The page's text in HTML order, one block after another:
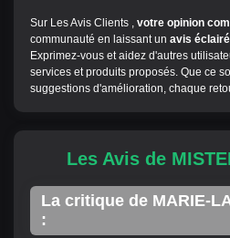
Sur Les Avis Clients , votre opinion
communauté en laissant un avis éclairé
Exprimez-vous et aidez d'autres
services et produits proposés. Que ce
suggestions d'amélioration, chaque
Les Avis de
La critique de MARIE-
: